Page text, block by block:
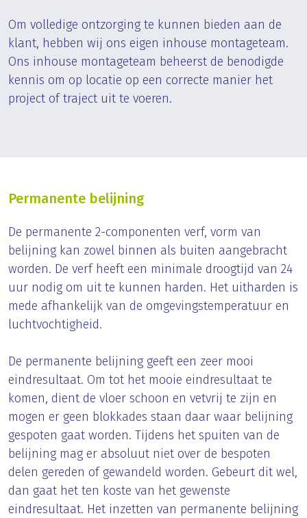
Om volledige ontzorging te kunnen bieden aan de
klant, hebben wij ons eigen inhouse montageteam.
Ons inhouse montageteam beheerst de benodigde
kennis om op locatie op een correcte manier het
project of traject uit te voeren.
Permanente belijning
De permanente 2-componenten verf, vorm van
belijning kan zowel binnen als buiten aangebracht
worden. De verf heeft een minimale droogtijd van 24
uur nodig om uit te kunnen harden. Het uitharden is
mede afhankelijk van de omgevingstemperatuur en
luchtvochtigheid.
De permanente belijning geeft een zeer mooi
eindresultaat. Om tot het mooie eindresultaat te
komen, dient de vloer schoon en vetvrij te zijn en
mogen er geen blokkades staan daar waar belijning
gespoten gaat worden. Tijdens het spuiten van de
belijning mag er absoluut niet over de bespoten
delen gereden of gewandeld worden. Gebeurt dit wel,
dan gaat het ten koste van het gewenste
eindresultaat. Het inzetten van permanente belijning